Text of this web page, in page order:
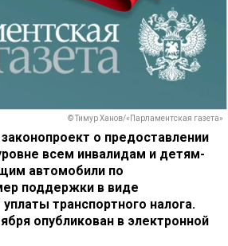
© Тимур Ханов/«Парламентская газета»
о предоставлении
всем инвалидам и детям-
автомобили по
поддержки в виде
транспортного налога.
опубликован в электронной